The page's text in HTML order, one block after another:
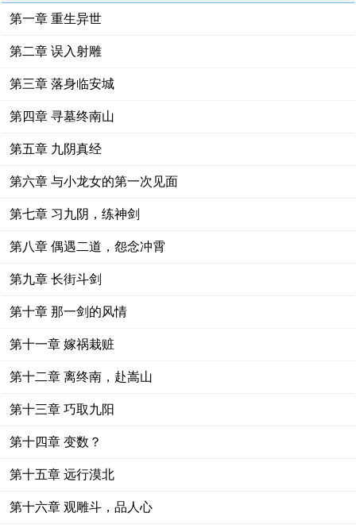
第一章 重生异世
第二章 误入射雕
第三章 落身临安城
第四章 寻墓终南山
第五章 九阴真经
第六章 与小龙女的第一次见面
第七章 习九阴，练神剑
第八章 偶遇二道，怨念冲霄
第九章 长街斗剑
第十章 那一剑的风情
第十一章 嫁祸栽赃
第十二章 离终南，赴嵩山
第十三章 巧取九阳
第十四章 变数？
第十五章 远行漠北
第十六章 观雕斗，品人心